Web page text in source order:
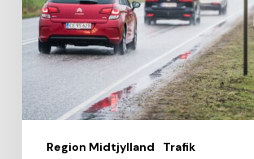
Region Midtjylland Trafik
på